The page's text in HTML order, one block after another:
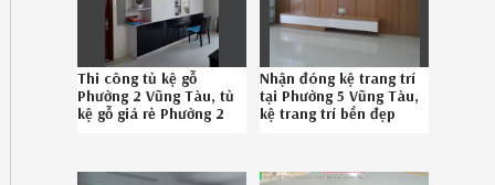
Thi công tủ kệ gỗ
Phường 2 Vũng Tàu, tủ
kệ gỗ giá rẻ Phường 2
Nhận đóng kệ trang trí
tại Phường 5 Vũng Tàu,
kệ trang trí bền đẹp